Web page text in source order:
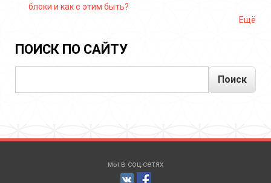
блоки и как с этим быть?
Ещё
ПОИСК ПО САЙТУ
мы в соц.сетях